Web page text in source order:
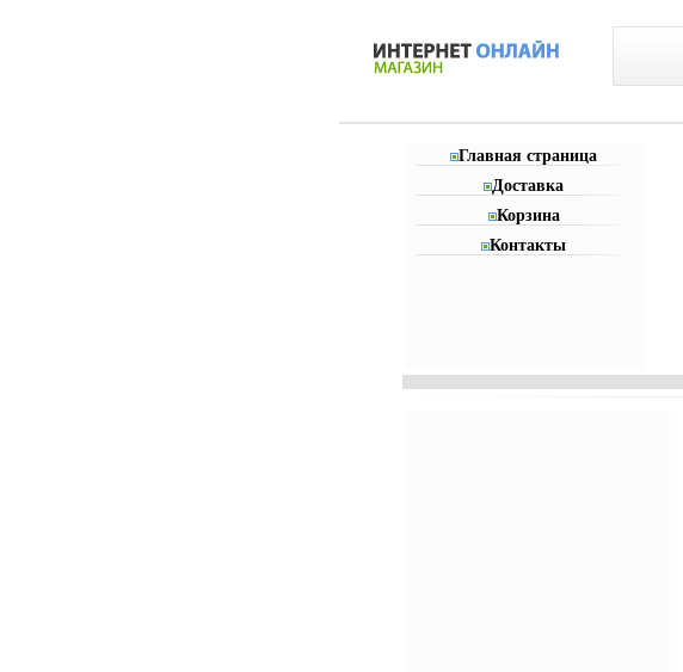
Главная страница
Доставка
Корзина
Контакты